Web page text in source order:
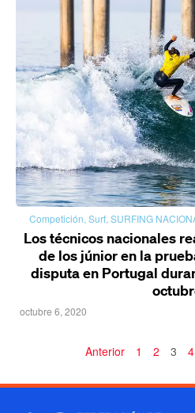
Competición, Surf, SURFING
Los técnicos nacionales
de los júnior en la
disputa en Portugal
octubre 6, 2020
Anterior 1 2 3 4